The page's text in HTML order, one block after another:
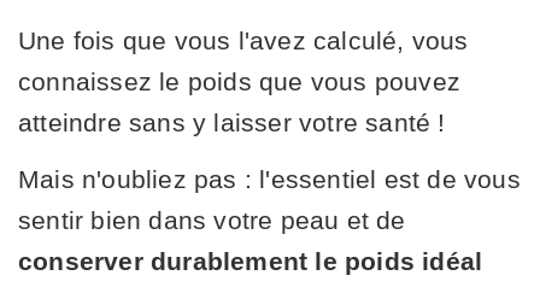
Une fois que vous l'avez calculé, vous
connaissez le poids que vous pouvez
atteindre sans y laisser votre santé !
Mais n'oubliez pas : l'essentiel est de vous
sentir bien dans votre peau et de
conserver durablement le poids idéal